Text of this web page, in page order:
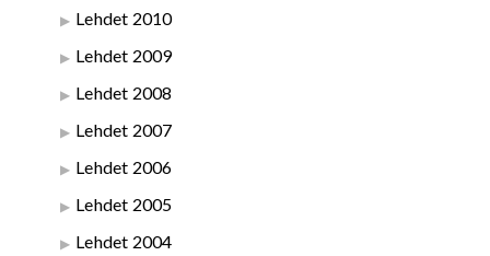
Lehdet 2010
Lehdet 2009
Lehdet 2008
Lehdet 2007
Lehdet 2006
Lehdet 2005
Lehdet 2004